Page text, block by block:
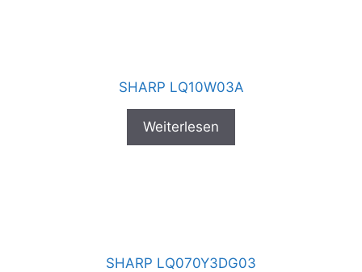
SHARP LQ10W03A
Weiterlesen
SHARP LQ070Y3DG03